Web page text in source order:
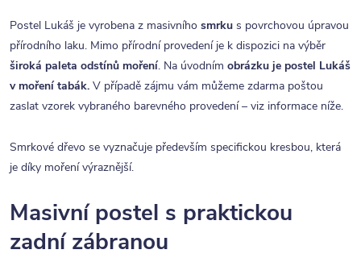
Postel Lukáš je vyrobena z masivního smrku s povrchovou úpravou
přírodního laku. Mimo přírodní provedení je k dispozici na výběr
široká paleta odstínů moření. Na úvodním obrázku je postel Lukáš
v moření tabák. V případě zájmu vám můžeme zdarma poštou
zaslat vzorek vybraného barevného provedení – viz informace níže.
Smrkové dřevo se vyznačuje především specifickou kresbou, která
je díky moření výraznější.
Masivní postel s praktickou
zadní zábranou